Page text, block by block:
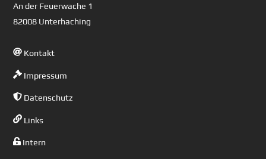
An der Feuerwache 1
82008 Unterhaching
Kontakt
Impressum
Datenschutz
Links
Intern